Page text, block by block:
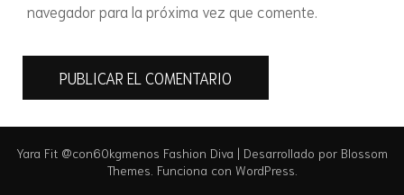
navegador para la próxima vez que comente.
Yara Fit @con60kgmenos Fashion Diva | Desarrollado por Blossom
Themes . Funciona con WordPress